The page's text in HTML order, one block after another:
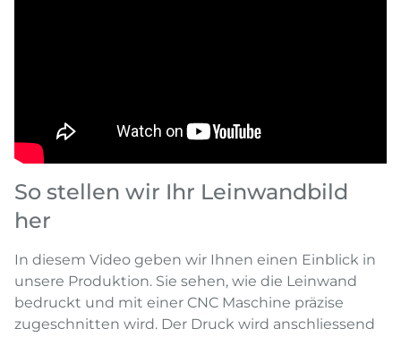
So stellen wir Ihr Leinwandbild
her
In diesem Video geben wir Ihnen einen Einblick in
unsere Produktion. Sie sehen, wie die Leinwand
bedruckt und mit einer CNC Maschine präzise
zugeschnitten wird. Der Druck wird anschliessend